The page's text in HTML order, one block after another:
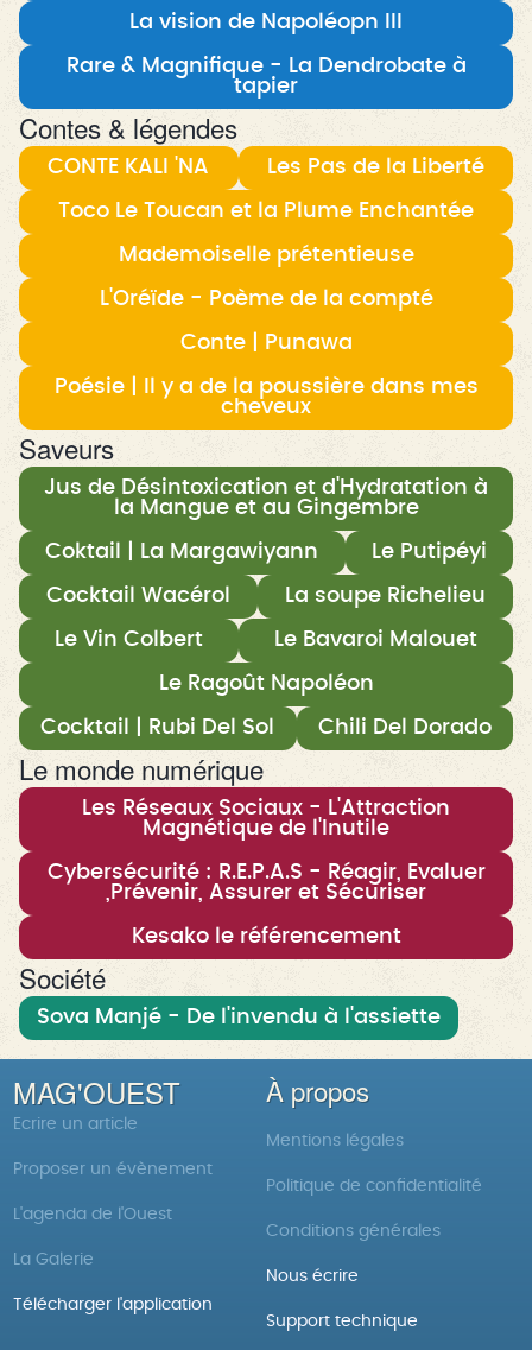
La vision de Napoléopn III
Rare & Magnifique - La Dendrobate à
tapier
Contes & légendes
CONTE KALI 'NA Les Pas de la Liberté
Toco Le Toucan et la Plume Enchantée
Mademoiselle prétentieuse
L'Oréïde - Poème de la compté
Conte | Punawa
Poésie | Il y a de la poussière dans mes
cheveux
Saveurs
Jus de Désintoxication et d'Hydratation à
la Mangue et au Gingembre
Coktail | La Margawiyann Le Putipéyi
Cocktail Wacérol La soupe Richelieu
Le Vin Colbert Le Bavaroi Malouet
Le Ragoût Napoléon
Cocktail | Rubi Del Sol Chili Del Dorado
Le monde numérique
Les Réseaux Sociaux - L'Attraction
Magnétique de l'Inutile
Cybersécurité : R.E.P.A.S - Réagir, Evaluer
,Prévenir, Assurer et Sécuriser
Kesako le référencement
Société
Sova Manjé - De l'invendu à l'assiette
MAG'OUEST
Ecrire un article
Proposer un évènement
L'agenda de l'Ouest
La Galerie
Télécharger l'application
À propos
Mentions légales
Politique de confidentialité
Conditions générales
Nous écrire
Support technique